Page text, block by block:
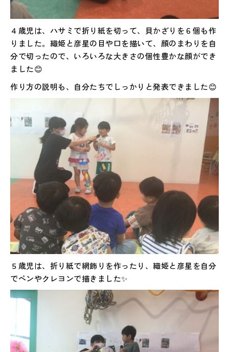
４歳児は、ハサミで折り紙を切って、貝かざりを６個も作
りました。織姫と彦星の目や口を描いて、顔のまわりを自
分で切ったので、いろいろな大きさの個性豊かな顔ができ
ました😊
作り方の説明も、自分たちでしっかりと発表できました😊
５歳児は、折り紙で網飾りを作ったり、織姫と彦星を自分
でペンやクレヨンで描きました✨